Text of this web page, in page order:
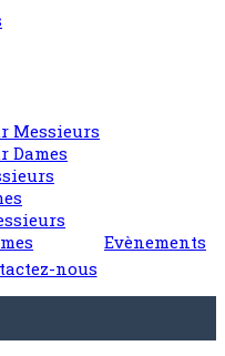
Messieurs
Dames
Evènements
nous